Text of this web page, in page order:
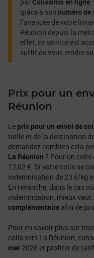
grâce à son numéro de
l’avancée de votre
Réunion depuis la
effet, ce service est
suffit de vous rendre
Prix pour un
Réunion
Le prix pour un envoi de
taille et de la destination
demandez combien cela
La Réunion ? Pour un colis
12,02 €. Si votre colis ne
indemnisation de 23 €/kg
En revanche, dans le cas
indemnisation, mieux vaut
complémentaire afin de
Pour en savoir plus sur
colis vers La Réunion,
mer 2026 et profiter de